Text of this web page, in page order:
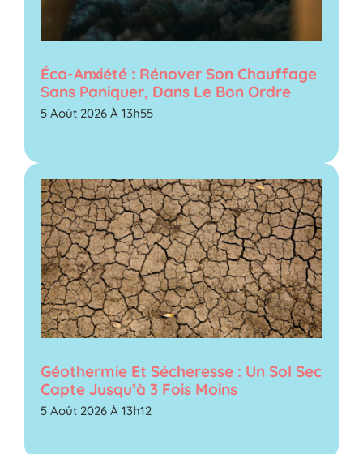
Éco-Anxiété : Rénover Son Chauffage
Sans Paniquer, Dans Le Bon Ordre
5 Août 2026 À 13h55
Géothermie Et Sécheresse : Un Sol Sec
Capte Jusqu’à 3 Fois Moins
5 Août 2026 À 13h12